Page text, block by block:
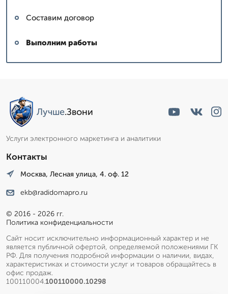
Составим договор
Выполним работы
Лучше.Звони
Услуги электронного маркетинга и аналитики
Контакты
Москва, Лесная улица, 4. оф. 12
ekb@radidomapro.ru
© 2016 - 2026 гг.
Политика конфиденциальности
Сайт носит исключительно информационный характер и не
является публичной офертой, определяемой положениями ГК
РФ. Для получения подробной информации о наличии, видах,
характеристиках и стоимости услуг и товаров обращайтесь в
офис продаж.
100110004.100110000.10298